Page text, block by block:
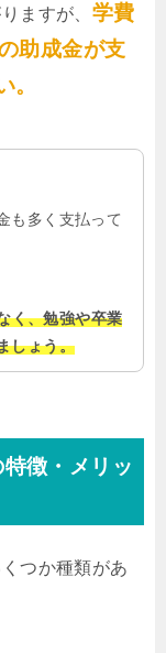
ますが、 学費
助成金が支
。
も多く支払って
く、勉強や卒業
しょう。
徴・メリッ
つか種類があ